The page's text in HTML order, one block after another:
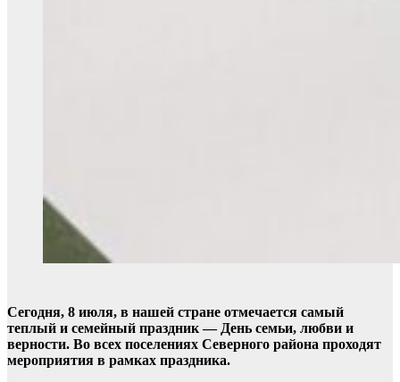
Сегодня, 8 июля, в нашей стране отмечается самый
теплый и семейный праздник — День семьи, любви и
верности. Во всех поселениях Северного района проходят
мероприятия в рамках праздника.